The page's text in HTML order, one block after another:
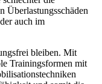
Überlastungsschäden
auch im
bleiben. Mit
Trainingsformen mit